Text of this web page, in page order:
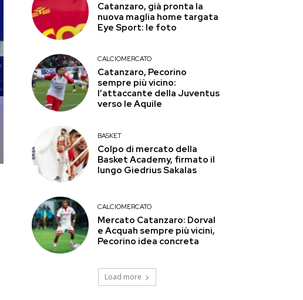
Catanzaro, già pronta la
nuova maglia home targata
Eye Sport: le foto
CALCIOMERCATO
Catanzaro, Pecorino
sempre più vicino:
l’attaccante della Juventus
verso le Aquile
BASKET
Colpo di mercato della
Basket Academy, firmato il
lungo Giedrius Sakalas
CALCIOMERCATO
Mercato Catanzaro: Dorval
e Acquah sempre più vicini,
Pecorino idea concreta
Load more